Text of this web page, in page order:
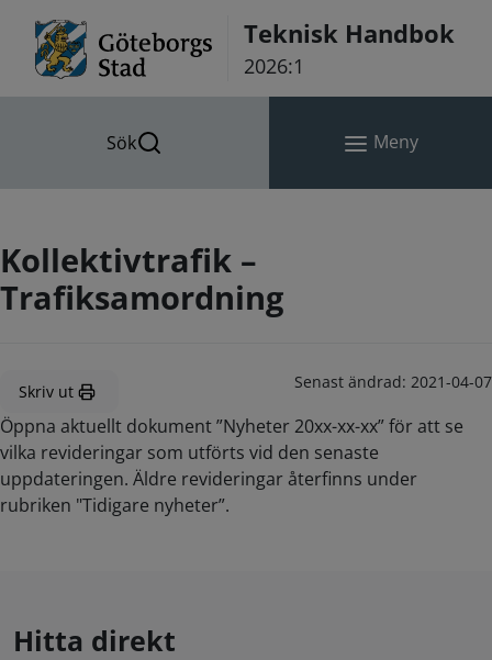
Teknisk Handbok
2026:1
Sök Meny
Kollektivtrafik –
Trafiksamordning
Skriv ut Senast ändrad: 2021-04-07
Öppna aktuellt dokument ”Nyheter 20xx-xx-xx” för att se
vilka revideringar som utförts vid den senaste
uppdateringen. Äldre revideringar återfinns under
rubriken "Tidigare nyheter”.
Hitta direkt